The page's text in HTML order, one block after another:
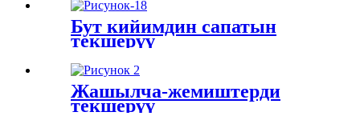
Бут кийимдин сапатын
текшерүү
Жашылча-жемиштерди
текшерүү